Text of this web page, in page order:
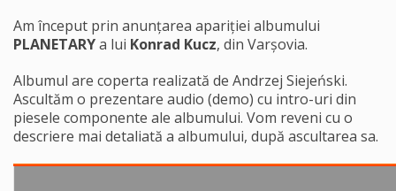
Am început prin anunțarea apariției albumului
PLANETARYa lui Konrad Kucz, din Varșovia.
Albumul are coperta realizată de Andrzej Siejeński.
Ascultăm o prezentare audio (demo) cu intro-uri din
piesele componente ale albumului. Vom reveni cu o
descriere mai detaliată a albumului, după ascultarea sa.